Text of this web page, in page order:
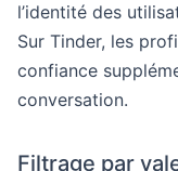
l’identité des
Sur Tinder, les
confiance
conversation.
Filtrage par